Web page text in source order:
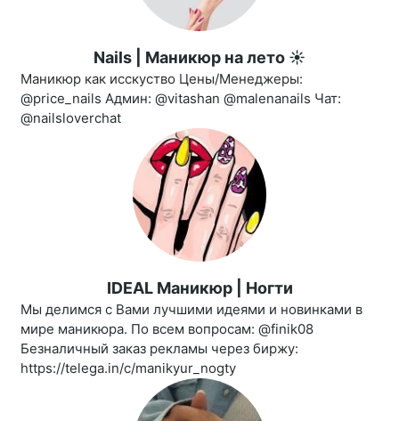
Nails | Маникюр на лето ☀️
Маникюр как исскуство Цены/Менеджеры:
@price_nails Админ: @vitashan @malenanails Чат:
@nailsloverchat
IDEAL Маникюр | Ногти
Мы делимся с Вами лучшими идеями и новинками в
мире маникюра. По всем вопросам: @finik08
Безналичный заказ рекламы через биржу:
https://telega.in/c/manikyur_nogty